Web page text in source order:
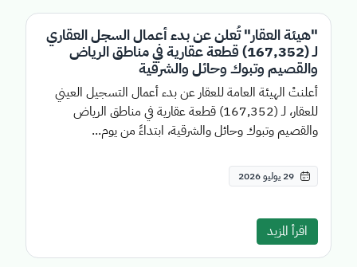
"هيئة العقار" تُعلن عن بدء أعمال السجل العقاري
لـ (167,352) قطعة عقارية في مناطق الرياض
والقصيم وتبوك وحائل والشرقية
أعلنتْ الهيئة العامة للعقار عن بدء أعمال التسجيل العيني
للعقار، لـ (167,352) قطعة عقارية في مناطق الرياض
والقصيم وتبوك وحائل والشرقية، ابتداءً من يوم...
29 يوليو 2026
اقرأ المزيد